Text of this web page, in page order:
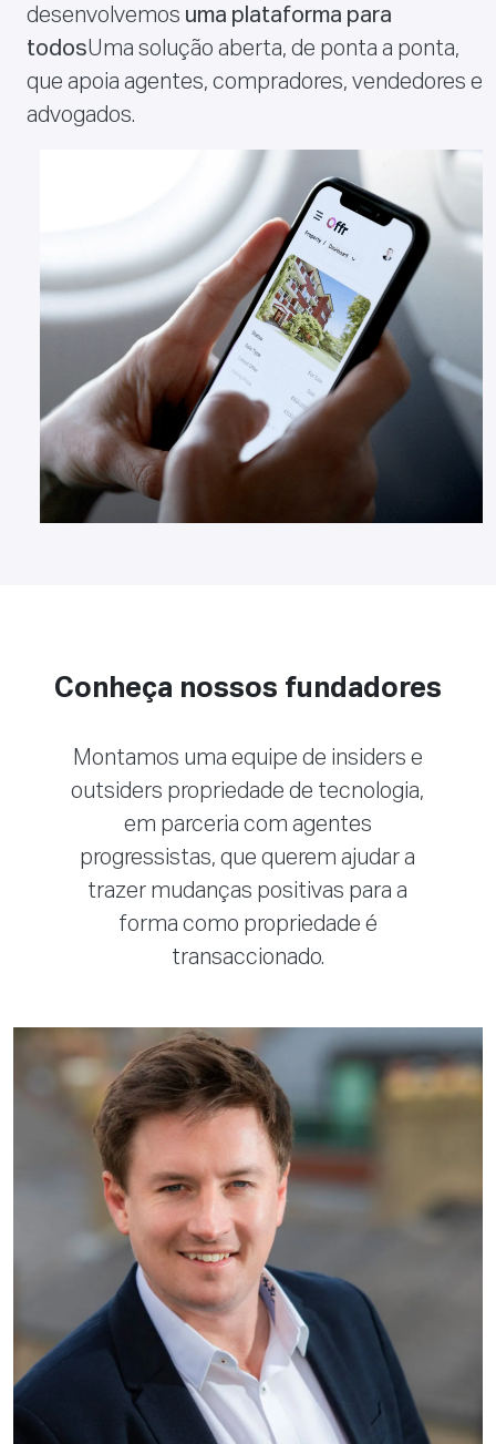
desenvolvemos uma plataforma para
todosUma solução aberta, de ponta a ponta,
que apoia agentes, compradores, vendedores e
advogados.
Conheça nossos fundadores
Montamos uma equipe de insiders e
outsiders propriedade de tecnologia,
em parceria com agentes
progressistas, que querem ajudar a
trazer mudanças positivas para a
forma como propriedade é
transaccionado.